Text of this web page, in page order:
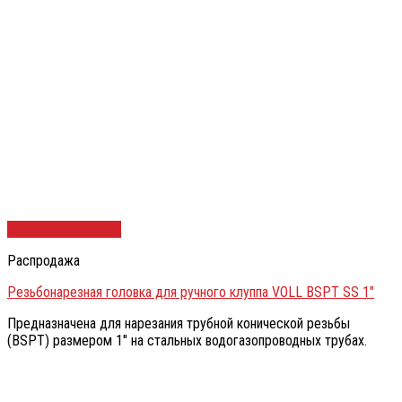
Распродажа
Резьбонарезная головка для ручного клуппа VOLL BSPT SS 1″
Предназначена для нарезания трубной конической резьбы
(BSPT) размером 1″ на стальных водогазопроводных трубах.